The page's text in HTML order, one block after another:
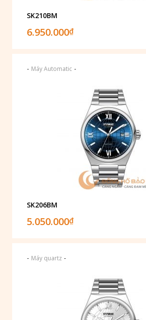
SK210BM
6.950.000₫
- Máy Automatic -
SK206BM
5.050.000₫
- Máy quartz -